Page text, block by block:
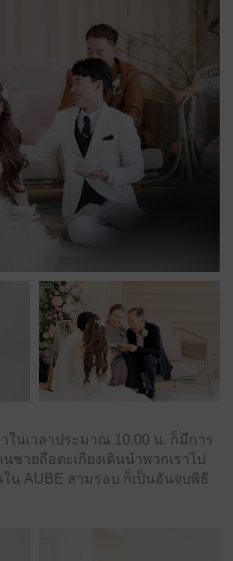
นเวลาประมาณ 10.00 น. ก็มีการ
ชายถือตะเกียงเดินนำพวกเราไป
น AUBE สามรอบ ก็เป็นอันจบพิธี